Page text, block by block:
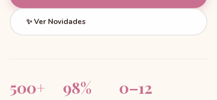
✨ Ver Novidades
500+ 98% 0–12